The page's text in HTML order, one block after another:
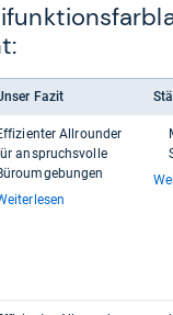
Fazit
All­roun­der
anspruchs­volle